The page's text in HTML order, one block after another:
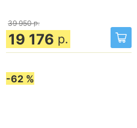
39 950 р.
19 176 р.
-62 %